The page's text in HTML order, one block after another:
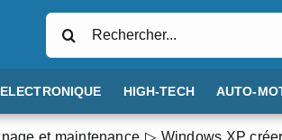
ELECTRONIQUE HIGH-TECH AUTO-
et maintenance Windows XP